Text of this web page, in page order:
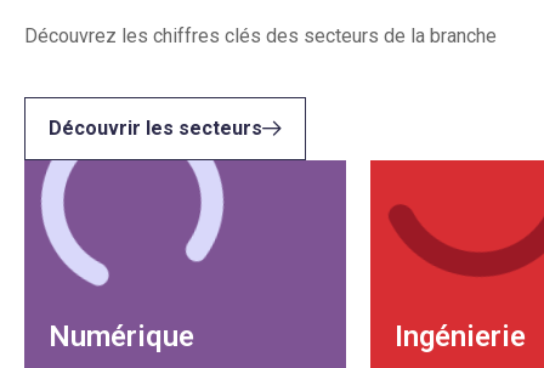
Numérique Ingénierie
Découvrez les chiffres clés des secteurs de la branche
Découvrir les secteurs